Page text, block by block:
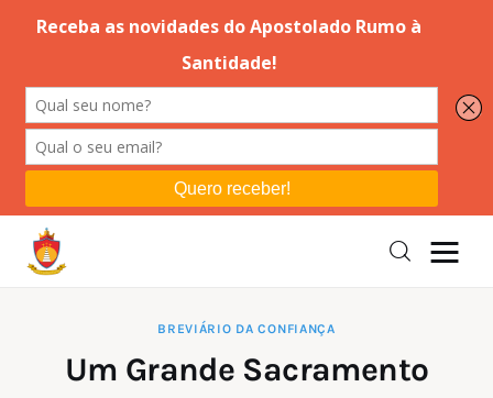
Editorial
Orações
Instruções
Espiritualidade
BREVIÁRIO DA CONFIANÇA
Um Grande Sacramento